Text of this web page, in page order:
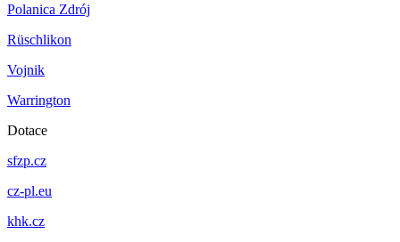
Polanica Zdrój
Rüschlikon
Vojnik
Warrington
Dotace
sfzp.cz
cz-pl.eu
khk.cz